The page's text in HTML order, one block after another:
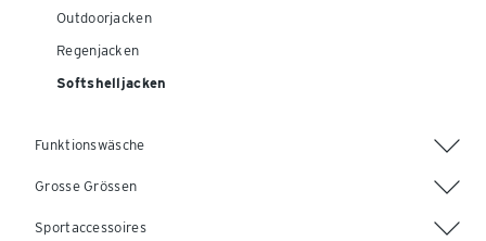
Outdoorjacken
Regenjacken
Softshelljacken
Funktionswäsche
Grosse Grössen
Sportaccessoires